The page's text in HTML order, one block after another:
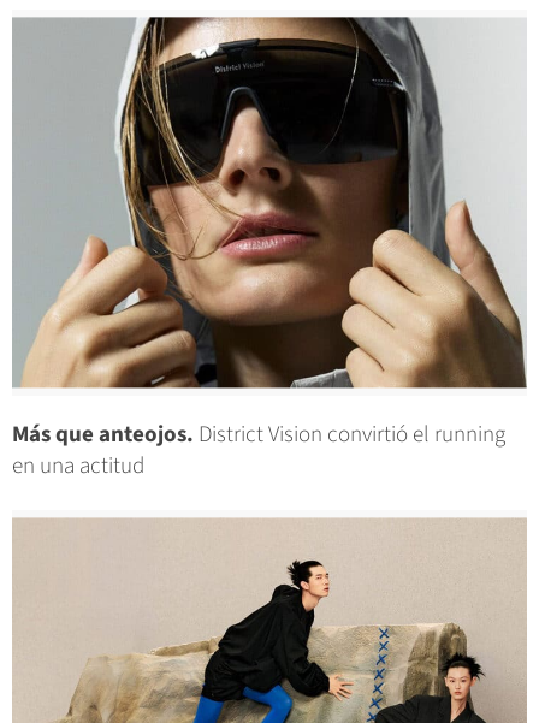
Más que anteojos. District Vision convirtió el running
en una actitud